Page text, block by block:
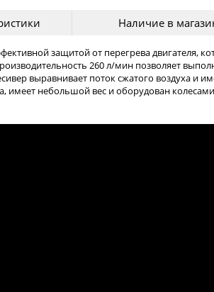
Наличие в
защитой от перегрева двигателя,
260 л/мин позволяет
выравнивает поток сжатого воздуха и
имеет небольшой вес и оборудован